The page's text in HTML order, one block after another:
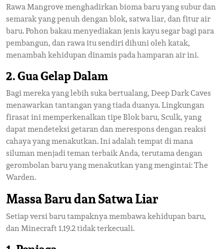
Rawa Mangrove menghadirkan bioma baru yang subur dan
semarak yang penuh dengan blok, satwa liar, dan fitur air
baru. Pohon bakau menyediakan jenis kayu segar bagi para
pembangun, dan rawa itu sendiri dihuni oleh katak,
menambah kehidupan dinamis pada hamparan air ini.
2.Gua Gelap Dalam
Bagi mereka yang lebih suka bertualang, Deep Dark Caves
menawarkan tantangan yang tiada duanya. Lingkungan
firasat ini memperkenalkan tipe Blok baru, Sculk, yang
dapat mendeteksi getaran dan merespons dengan reaksi
cahaya yang menakutkan. Ini adalah tempat di mana
siluman menjadi teman terbaik Anda, terutama dengan
gerombolan baru yang menakutkan yang mengintai: The
Warden.
Massa Baru dan Satwa Liar
Setiap versi baru tampaknya membawa kehidupan baru,
dan Minecraft 1.19.2 tidak terkecuali.